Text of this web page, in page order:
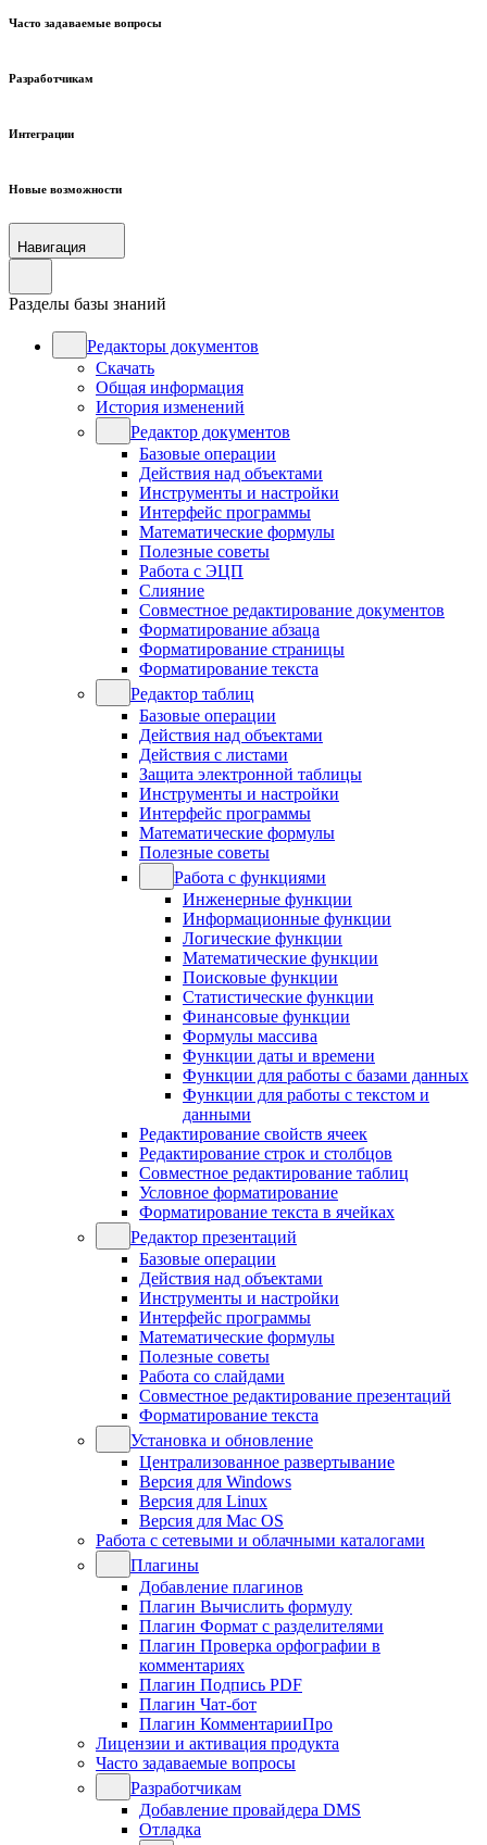
Часто задаваемые вопросы
Разработчикам
Интеграции
Новые возможности
Навигация
Разделы базы знаний
Редакторы документов
Скачать
Общая информация
История изменений
Редактор документов
Базовые операции
Действия над объектами
Инструменты и настройки
Интерфейс программы
Математические формулы
Полезные советы
Работа с ЭЦП
Слияние
Совместное редактирование документов
Форматирование абзаца
Форматирование страницы
Форматирование текста
Редактор таблиц
Базовые операции
Действия над объектами
Действия с листами
Защита электронной таблицы
Инструменты и настройки
Интерфейс программы
Математические формулы
Полезные советы
Работа с функциями
Инженерные функции
Информационные функции
Логические функции
Математические функции
Поисковые функции
Статистические функции
Финансовые функции
Формулы массива
Функции даты и времени
Функции для работы с базами данных
Функции для работы с текстом и
данными
Редактирование свойств ячеек
Редактирование строк и столбцов
Совместное редактирование таблиц
Условное форматирование
Форматирование текста в ячейках
Редактор презентаций
Базовые операции
Действия над объектами
Инструменты и настройки
Интерфейс программы
Математические формулы
Полезные советы
Работа со слайдами
Совместное редактирование презентаций
Форматирование текста
Установка и обновление
Централизованное развертывание
Версия для Windows
Версия для Linux
Версия для Mac OS
Работа с сетевыми и облачными каталогами
Плагины
Добавление плагинов
Плагин Вычислить формулу
Плагин Формат с разделителями
Плагин Проверка орфографии в
комментариях
Плагин Подпись PDF
Плагин Чат-бот
Плагин КомментарииПро
Лицензии и активация продукта
Часто задаваемые вопросы
Разработчикам
Добавление провайдера DMS
Отладка